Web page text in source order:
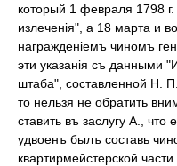
который 1 февраля 1798
излеченія", а 18 марта и
награжденіемъ чиномъ
эти указанія съ данными
штаба", составленной Н.
то нельзя не обратить
ставить въ заслугу А., что
удвоенъ былъ составь
квартирмейстерской